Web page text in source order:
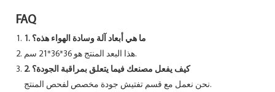
FAQ
1. ما هي أبعاد آلة وسادة الهواء هذه؟
هذا البعد المنتج هو 36*36*21 سم.
2. كيف يفعل مصنعك فيما يتعلق بمراقبة الجودة؟
نحن نعمل مع قسم تفتيش جودة مخصص لفحص المنتج.